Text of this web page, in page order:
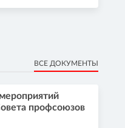
ВСЕ ДОКУМЕНТЫ
профсоюзов